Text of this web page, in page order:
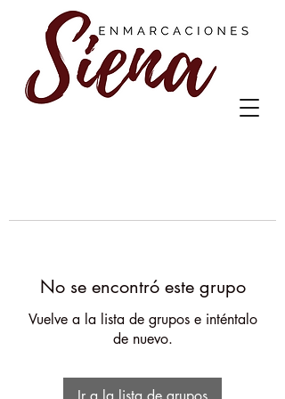
No se encontró este grupo
Vuelve a la lista de grupos e inténtalo
de nuevo.